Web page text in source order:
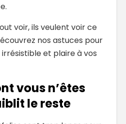
voir, ils veulent voir ce
nos astuces pour
irrésistible et plaire à vos
vous n’êtes
le reste